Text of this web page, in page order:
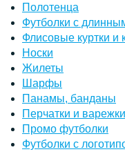
Полотенца
Футболки с
Флисовые куртки и
Носки
Жилеты
Шарфы
Панамы, банданы
Перчатки и
Промо футболки
Футболки с